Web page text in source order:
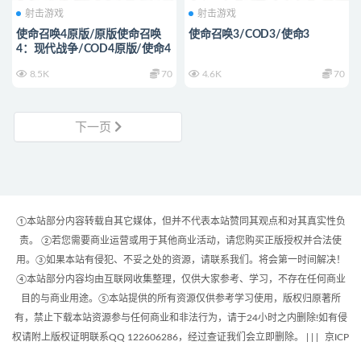
射击游戏
使命召唤4原版/原版使命召唤
4：现代战争/COD4原版/使命4
8.5K 70
射击游戏
使命召唤3/COD3/使命3
4.6K 70
下一页
①本站部分内容转载自其它媒体，但并不代表本站赞同其观点和对其真实性负
责。 ②若您需要商业运营或用于其他商业活动，请您购买正版授权并合法使
用。③如果本站有侵犯、不妥之处的资源，请联系我们。将会第一时间解决！
④本站部分内容均由互联网收集整理，仅供大家参考、学习，不存在任何商业
目的与商业用途。⑤本站提供的所有资源仅供参考学习使用，版权归原著所
有，禁止下载本站资源参与任何商业和非法行为，请于24小时之内删除!如有侵
权请附上版权证明联系QQ 122606286，经过查证我们会立即删除。 | |
京ICP